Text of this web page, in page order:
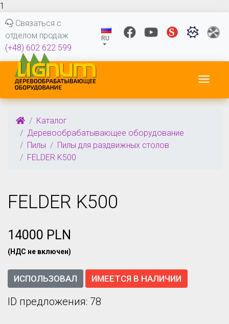
1
Связаться с
отделом продаж
(+48) 602 622 599
RU
Каталог
Деревообрабатывающее оборудование
Пилы
Пилы для раздвижных столов
FELDER K500
FELDER K500
14000 PLN
(НДС не включен)
ИСПОЛЬЗОВАЛ ИМЕЕТСЯ В НАЛИЧИИ
ID предложения: 78